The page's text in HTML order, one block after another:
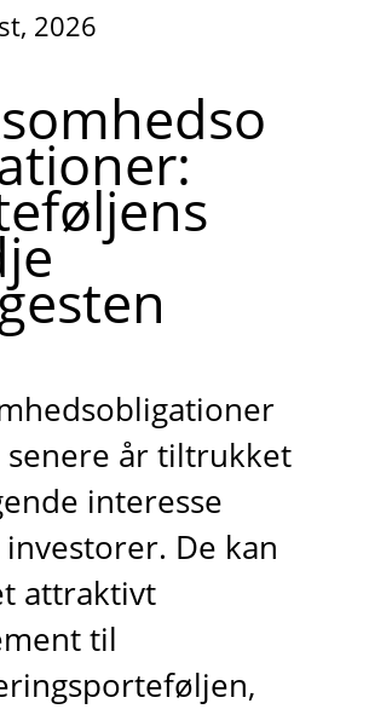
2026
senere år tiltrukket
interesse
De kan
attraktivt
til